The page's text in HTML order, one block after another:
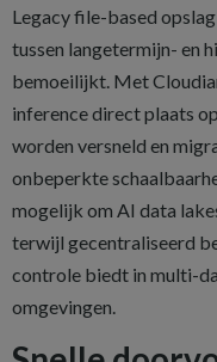
Legacy file-based
tussen langetermijn- en
bemoeilijkt. Met
inference direct plaats
worden versneld en
onbeperkte
mogelijk om AI data
terwijl gecentraliseerd
controle biedt in multi-
omgevingen.